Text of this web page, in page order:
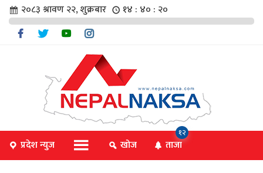
२०८३ श्रावण २२, शुक्रबार १४ : ४० : २१
प्रदेश न्युज खोज ताजा
१२